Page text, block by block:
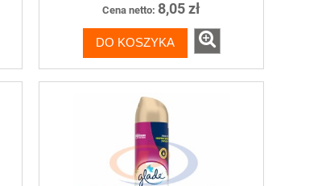
Cena netto: 8,05 zł
DO KOSZYKA